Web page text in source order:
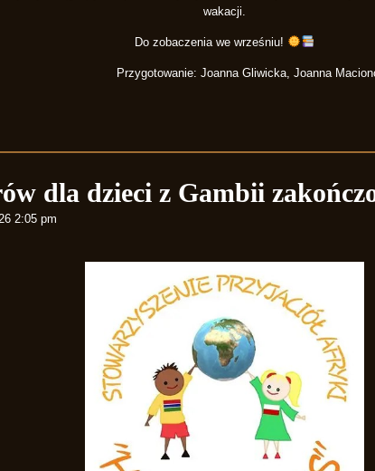
wakacji.
Do zobaczenia we wrześniu!
Przygotowanie: Joanna Gliwicka, Joanna
dla dzieci z Gambii
2:05 pm